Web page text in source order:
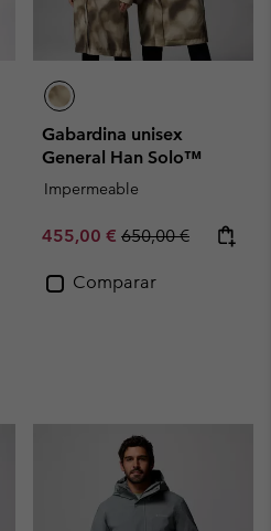
Gabardina unisex
General Han Solo™
Impermeable
Sale price:
455,00 € Regular price:
650,00 €
Comparar